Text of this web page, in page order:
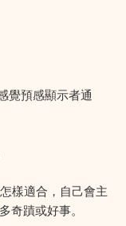
覺預感顯示者通
樣適合，自己會主
奇蹟或好事。